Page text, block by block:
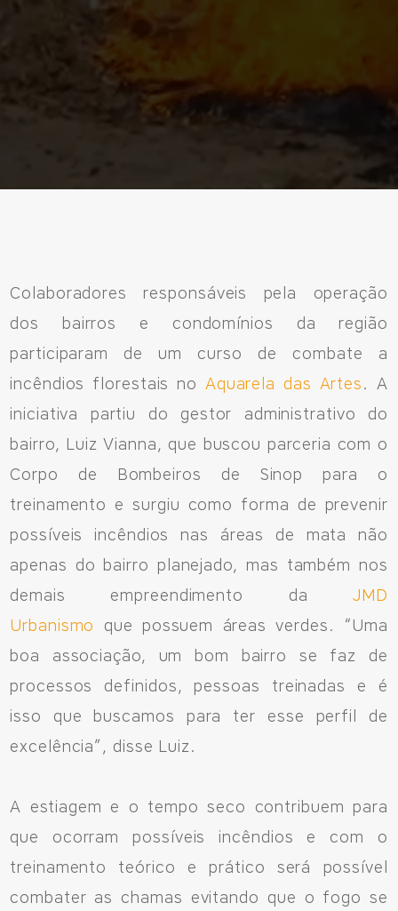
Sinop/MT - 78.555-453
66 3531 9505
Fale pelo WhastApp
556692085083
Colaboradores responsáveis pela operação
dos bairros e condomínios da região
participaram de um curso de combate a
incêndios florestais no Aquarela das Artes. A
iniciativa partiu do gestor administrativo do
bairro, Luiz Vianna, que buscou parceria com o
Corpo de Bombeiros de Sinop para o
treinamento e surgiu como forma de prevenir
possíveis incêndios nas áreas de mata não
apenas do bairro planejado, mas também nos
demais empreendimento daJMD
Urbanismo
que possuem áreas verdes. “Uma
boa associação, um bom bairro se faz de
processos definidos, pessoas treinadas e é
isso que buscamos para ter esse perfil de
excelência”, disse Luiz.
A estiagem e o tempo seco contribuem para
que ocorram possíveis incêndios e com o
treinamento teórico e prático será possível
combater as chamas evitando que o fogo se